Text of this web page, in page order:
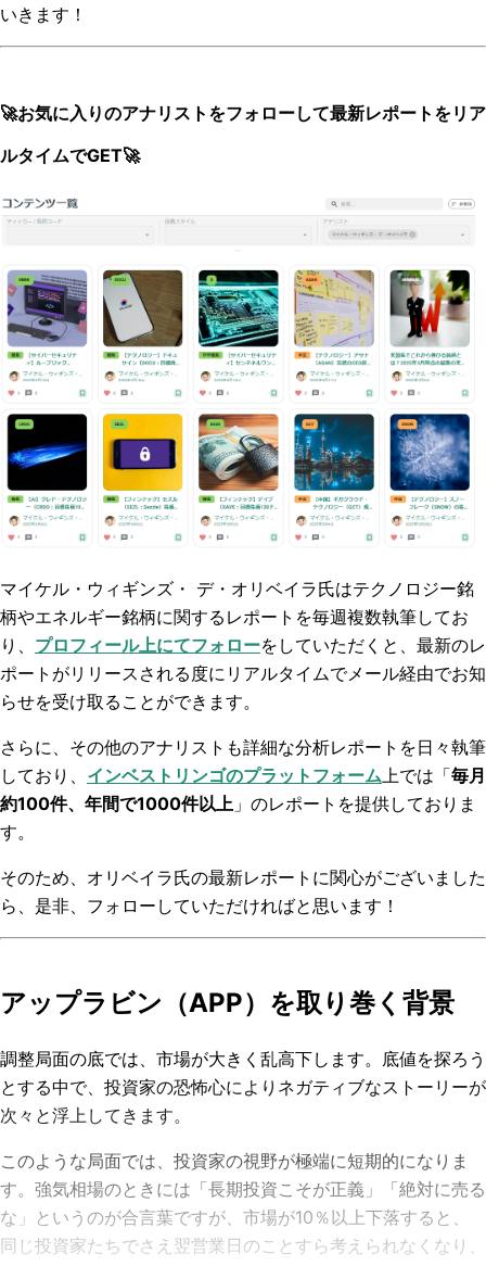
いきます！
🚀お気に入りのアナリストをフォローして最新レポートをリア
ルタイムでGET🚀
マイケル・ウィギンズ・ デ・オリベイラ氏はテクノロジー銘
柄やエネルギー銘柄に関するレポートを毎週複数執筆してお
り、 プロフィール上にてフォローをしていただくと、最新のレ
ポートがリリースされる度にリアルタイムでメール経由でお知
らせを受け取ることができます。
さらに、その他のアナリストも詳細な分析レポートを日々執筆
しており、 インベストリンゴのプラットフォーム上では「毎月
約100件、年間で1000件以上 」のレポートを提供しておりま
す。
そのため、オリベイラ氏の最新レポートに関心がございました
ら、是非、フォローしていただければと思います！
アップラビン（APP）を取り巻く背景
調整局面の底では、市場が大きく乱高下します。底値を探ろう
とする中で、投資家の恐怖心によりネガティブなストーリーが
次々と浮上してきます。
このような局面では、投資家の視野が極端に短期的になりま
す。強気相場のときには「長期投資こそが正義」「絶対に売る
な」というのが合言葉ですが、市場が10％以上下落すると、
同じ投資家たちでさえ翌営業日のことすら考えられなくなり、